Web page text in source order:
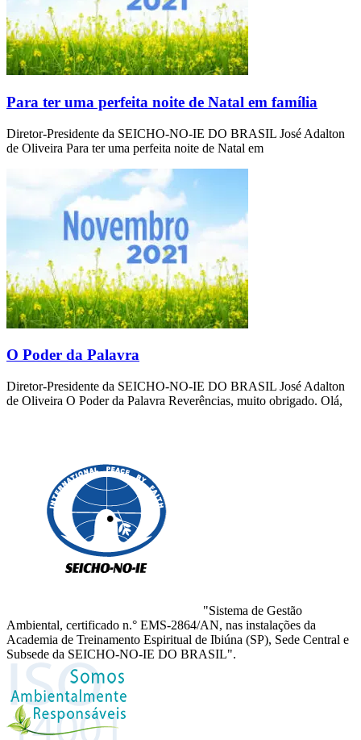
Para ter uma perfeita noite de Natal em família
Diretor-Presidente da SEICHO-NO-IE DO BRASIL José Adalton
de Oliveira Para ter uma perfeita noite de Natal em
O Poder da Palavra
Diretor-Presidente da SEICHO-NO-IE DO BRASIL José Adalton
de Oliveira O Poder da Palavra Reverências, muito obrigado. Olá,
"Sistema de Gestão
Ambiental, certificado n.° EMS-2864/AN, nas instalações da
Academia de Treinamento Espiritual de Ibiúna (SP), Sede Central e
Subsede da SEICHO-NO-IE DO BRASIL".